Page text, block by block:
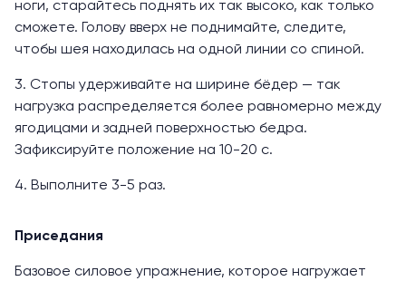
ноги, старайтесь поднять их так высоко, как только
сможете. Голову вверх не поднимайте, следите,
чтобы шея находилась на одной линии со спиной.
3. Стопы удерживайте на ширине бёдер — так
нагрузка распределяется более равномерно между
ягодицами и задней поверхностью бедра.
Зафиксируйте положение на 10-20 с.
4. Выполните 3-5 раз.
Приседания
Базовое силовое упражнение, которое нагружает